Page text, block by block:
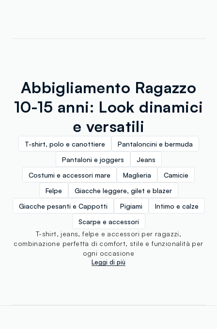
Abbigliamento Ragazzo
10-15 anni: Look dinamici
e versatili
T-shirt, polo e canottiere
Pantaloncini e bermuda
Pantaloni e joggers
Jeans
Costumi e accessori mare
Maglieria
Camicie
Felpe
Giacche leggere, gilet e blazer
Giacche pesanti e Cappotti
Pigiami
Intimo e calze
Scarpe e accessori
T-shirt, jeans, felpe e accessori per ragazzi,
combinazione perfetta di comfort, stile e funzionalità per
ogni occasione
Leggi di più